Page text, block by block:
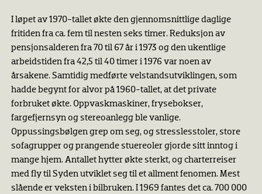
I løpet av 1970-tallet økte den gjennomsnittlige daglige
fritiden fra ca. fem til nesten seks timer. Reduksjon av
pensjonsalderen fra 70 til 67 år i 1973 og den ukentlige
arbeidstiden fra 42,5 til 40 timer i 1976 var noen av
årsakene. Samtidig medførte velstandsutviklingen, som
hadde begynt for alvor på 1960-tallet, at det private
forbruket økte. Oppvaskmaskiner, frysebokser,
fargefjernsyn og stereoanlegg ble vanlige.
Oppussingsbølgen grep om seg, og stresslesstoler, store
sofagrupper og prangende stuereoler gjorde sitt inntog i
mange hjem. Antallet hytter økte sterkt, og charterreiser
med fly til Syden utviklet seg til et allment fenomen. Mest
slående er veksten i bilbruken. I 1969 fantes det ca. 700 000